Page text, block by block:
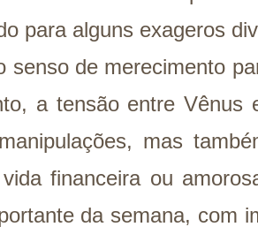
para alguns exageros
senso de merecimento
a tensão entre Vênus
mas
financeira ou
da semana, com